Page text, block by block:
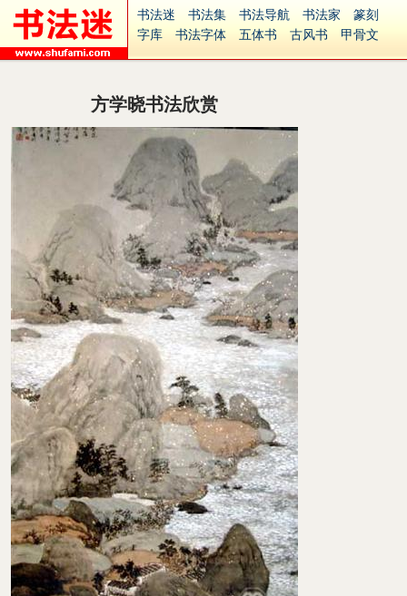
书法迷 书法集 书法导航 书法家
篆刻
字库
书法字体 五体书 古风书
甲骨文
集字
字形 大字
古籍
中医 象棋
起名
识字 英语 印章 签名
字体下载
中文字体
Ai矢量
P图宝 南无阿弥陀佛
安全网站
捐赠 繁體版
方学晓书法欣赏